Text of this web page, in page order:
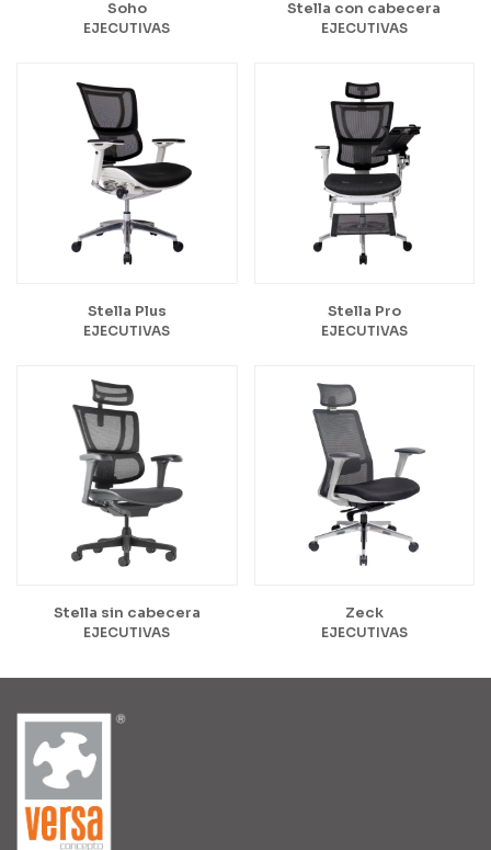
Soho
EJECUTIVAS
Stella con cabecera
EJECUTIVAS
Stella Plus
EJECUTIVAS
Stella Pro
EJECUTIVAS
Stella sin cabecera
EJECUTIVAS
Zeck
EJECUTIVAS